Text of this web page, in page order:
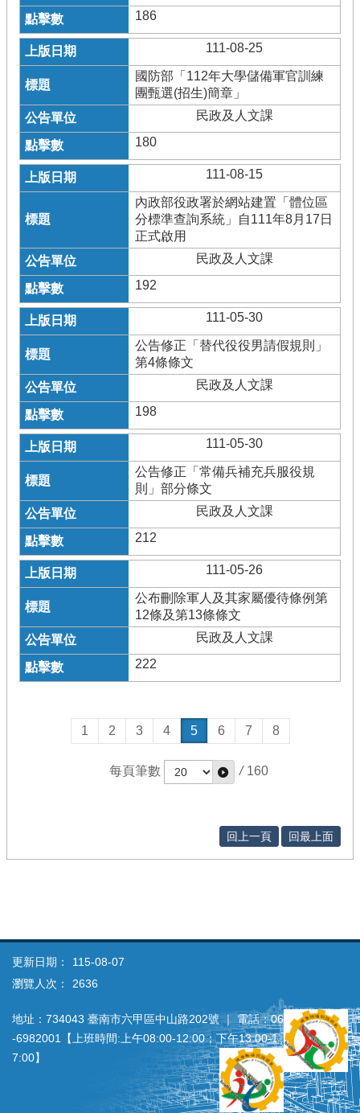
186
111-08-25
國防部「112年大學儲備軍官訓練
團甄選(招生)簡章」
民政及人文課
180
111-08-15
內政部役政署於網站建置「體位區
分標準查詢系統」自111年8月17日
正式啟用
民政及人文課
192
111-05-30
公告修正「替代役役男請假規則」
第4條條文
民政及人文課
198
111-05-30
公告修正「常備兵補充兵服役規
則」部分條文
民政及人文課
212
111-05-26
公布刪除軍人及其家屬優待條例第
12條及第13條條文
民政及人文課
222
1 2 3 4 5 6 7 8
每頁筆數 / 160
回上一頁 回最上面
更新日期：
115-08-07
瀏覽人次：
2636
地址：734043 臺南市六甲區中山路202號 ｜ 電話：06
‐6982001【上班時間:上午08:00‐12:00；下午13:00‐1
7:00】